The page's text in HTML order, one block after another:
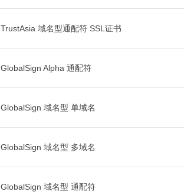
TrustAsia 域名型通配符 SSL证书
GlobalSign Alpha 通配符
GlobalSign 域名型 单域名
GlobalSign 域名型 多域名
GlobalSign 域名型 通配符